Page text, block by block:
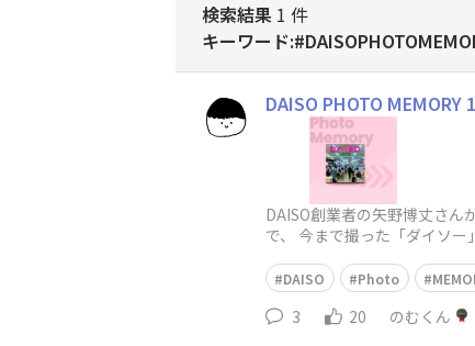
検索結果 1 件
キーワード
DAISO PHOTO MEMORY 1
DAISO創業者の矢野博丈さん
で、 今まで撮った「ダイソ
DAISO Photo
3 20 のむくん